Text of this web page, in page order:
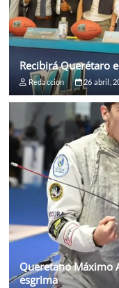
Recibirá Querétaro
Redaccion 26 abril,
Queretano Máximo
esgrima